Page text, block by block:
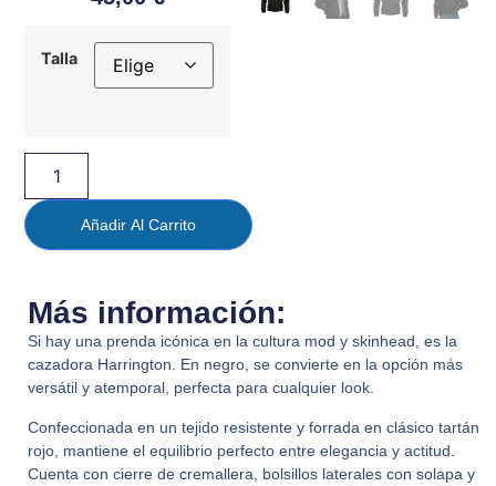
Talla
Añadir Al Carrito
Más información:
Si hay una prenda icónica en la cultura mod y skinhead, es la
cazadora Harrington. En negro, se convierte en la opción más
versátil y atemporal, perfecta para cualquier look.
Confeccionada en un tejido resistente y forrada en clásico tartán
rojo, mantiene el equilibrio perfecto entre elegancia y actitud.
Cuenta con cierre de cremallera, bolsillos laterales con solapa y